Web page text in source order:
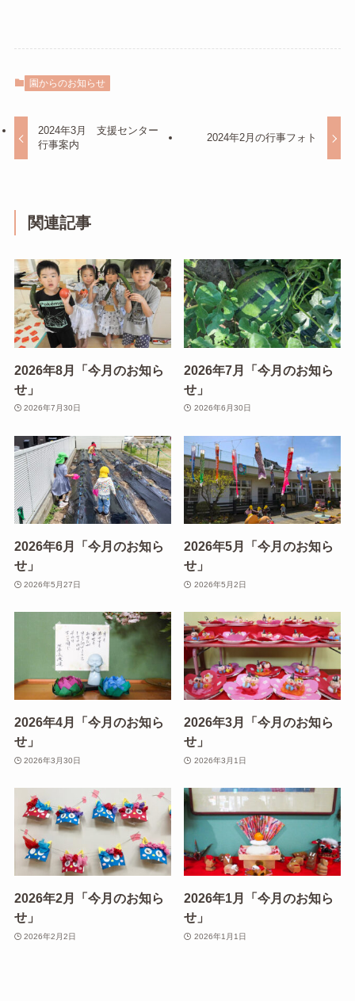
園からのお知らせ
2024年3月 支援センター
行事案内
2024年2月の行事フォト
関連記事
2026年8月「今月のお知ら
せ」
2026年7月30日
2026年7月「今月のお知ら
せ」
2026年6月30日
2026年6月「今月のお知ら
せ」
2026年5月27日
2026年5月「今月のお知ら
せ」
2026年5月2日
2026年4月「今月のお知ら
せ」
2026年3月30日
2026年3月「今月のお知ら
せ」
2026年3月1日
2026年2月「今月のお知ら
せ」
2026年2月2日
2026年1月「今月のお知ら
せ」
2026年1月1日